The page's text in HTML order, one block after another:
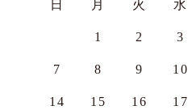
日 月 火 水
1 2 3
7 8 9 10
14 15 16 17